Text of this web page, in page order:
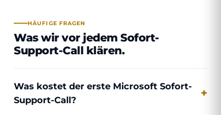
HÄUFIGE FRAGEN
Was wir vor jedem Sofort-
Support-Call klären.
Was kostet der erste Microsoft Sofort-
Support-Call?